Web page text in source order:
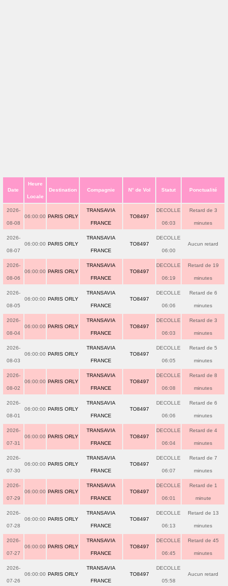
Date
Heure
Locale
Destination Compagnie N° de Vol Statut Ponctualité
2026-
08-08
06:00:00 PARIS ORLY
TRANSAVIA
FRANCE
TO8497
DECOLLE
06:03
Retard de 3
minutes
2026-
08-07
06:00:00 PARIS ORLY
TRANSAVIA
FRANCE
TO8497
DECOLLE
06:00
Aucun retard
2026-
08-06
06:00:00 PARIS ORLY
TRANSAVIA
FRANCE
TO8497
DECOLLE
06:19
Retard de 19
minutes
2026-
08-05
06:00:00 PARIS ORLY
TRANSAVIA
FRANCE
TO8497
DECOLLE
06:06
Retard de 6
minutes
2026-
08-04
06:00:00 PARIS ORLY
TRANSAVIA
FRANCE
TO8497
DECOLLE
06:03
Retard de 3
minutes
2026-
08-03
06:00:00 PARIS ORLY
TRANSAVIA
FRANCE
TO8497
DECOLLE
06:05
Retard de 5
minutes
2026-
08-02
06:00:00 PARIS ORLY
TRANSAVIA
FRANCE
TO8497
DECOLLE
06:08
Retard de 8
minutes
2026-
08-01
06:00:00 PARIS ORLY
TRANSAVIA
FRANCE
TO8497
DECOLLE
06:06
Retard de 6
minutes
2026-
07-31
06:00:00 PARIS ORLY
TRANSAVIA
FRANCE
TO8497
DECOLLE
06:04
Retard de 4
minutes
2026-
07-30
06:00:00 PARIS ORLY
TRANSAVIA
FRANCE
TO8497
DECOLLE
06:07
Retard de 7
minutes
2026-
07-29
06:00:00 PARIS ORLY
TRANSAVIA
FRANCE
TO8497
DECOLLE
06:01
Retard de 1
minute
2026-
07-28
06:00:00 PARIS ORLY
TRANSAVIA
FRANCE
TO8497
DECOLLE
06:13
Retard de 13
minutes
2026-
07-27
06:00:00 PARIS ORLY
TRANSAVIA
FRANCE
TO8497
DECOLLE
06:45
Retard de 45
minutes
2026-
07-26
06:00:00 PARIS ORLY
TRANSAVIA
FRANCE
TO8497
DECOLLE
05:58
Aucun retard